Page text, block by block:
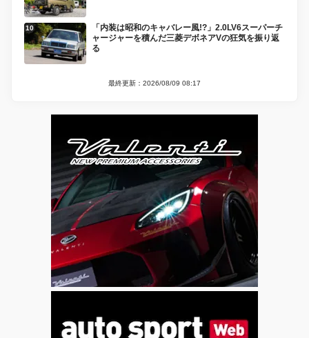
「内装は昭和のキャバレー風!?」2.0LV6スーパーチ
ャージャーを積んだ三菱デボネアVの狂気を振り返
る
最終更新：2026/08/09 08:17